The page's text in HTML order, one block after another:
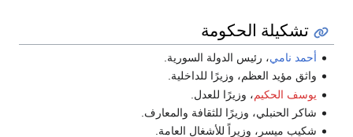
تشكيلة الحكومة
أحمد نامي، رئيس الدولة السورية.
واثق مؤيد العظم، وزيرًا للداخلية.
يوسف الحكيم ، وزيرًا للعدل.
شاكر الحنبلي، وزيرًا للثقافة والمعارف.
شكيب ميسر، وزيراً للأشغال العامة.